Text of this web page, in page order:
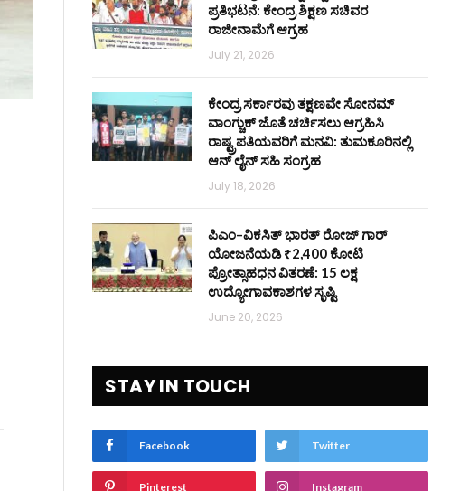
ಪ್ರತಿಭಟನೆ: ಕೇಂದ್ರ ಶಿಕ್ಷಣ ಸಚಿವರ
ರಾಜೀನಾಮೆಗೆ ಆಗ್ರಹ
July 21, 2026
ಕೇಂದ್ರ ಸರ್ಕಾರವು ತಕ್ಷಣವೇ ಸೋನಮ್
ವಾಂಗ್ಚುಕ್ ಜೊತೆ ಚರ್ಚಿಸಲು ಆಗ್ರಹಿಸಿ
ರಾಷ್ಟ್ರಪತಿಯವರಿಗೆ ಮನವಿ: ತುಮಕೂರಿನಲ್ಲಿ
ಆನ್‌ ಲೈನ್ ಸಹಿ ಸಂಗ್ರಹ
July 18, 2026
ಪಿಎಂ–ವಿಕಸಿತ್ ಭಾರತ್ ರೋಜ್‌ ಗಾರ್
ಯೋಜನೆಯಡಿ ₹2,400 ಕೋಟಿ
ಪ್ರೋತ್ಸಾಹಧನ ವಿತರಣೆ: 15 ಲಕ್ಷ
ಉದ್ಯೋಗಾವಕಾಶಗಳ ಸೃಷ್ಟಿ
June 20, 2026
STAY IN TOUCH
Facebook Twitter
Pinterest Instagram